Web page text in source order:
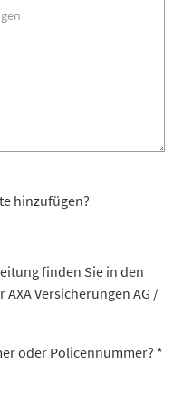
hinzufügen?
finden Sie in den
AXA Versicherungen AG /
oder Policennummer?